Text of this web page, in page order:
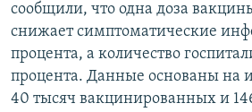
сообщили, что одна доза
снижает симптоматические
процента, а количество
процента. Данные основаны на
40 тысяч вакцинированных и